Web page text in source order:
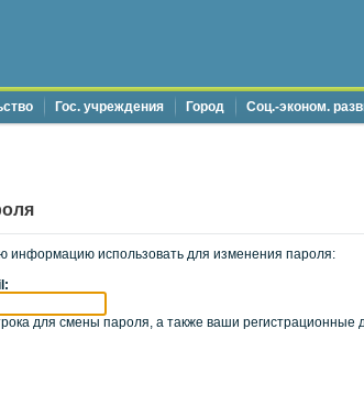
Гос. учреждения Город Соц.-эконом.
информацию использовать для изменения пароля:
для смены пароля, а также ваши регистрационные